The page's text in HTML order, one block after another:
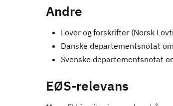
Andre
Lover og forskrifter (Norsk
Danske departementsnotat
Svenske departementsnotat
EØS-relevans